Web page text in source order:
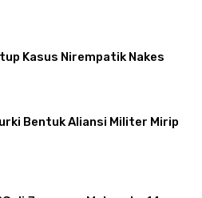
Kasus Nirempatik Nakes
Bentuk Aliansi Militer Mirip